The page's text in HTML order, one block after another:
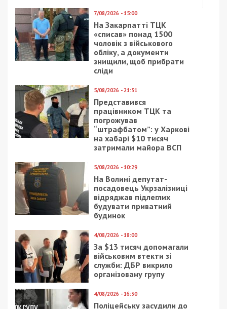
СУСПІЛЬСТВО
7/09/2019 - 16:03
Где в Днепре живут
реальные привидения
31/03/2020 - 18:48
Коронавирус в Днепре:
закрыли парки и пляжи
20/11/2022 - 9:00
Перевіртесь на
цукровий діабет – в
Україні це безоплатно
18/09/2019 - 16:25
В Днепре Набережную
Победы заволокло
дымом: фото, видео